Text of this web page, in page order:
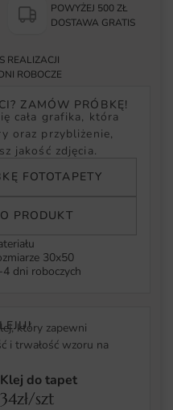
POWYŻEJ 500 ZŁ
DOSTAWA GRATIS
REALIZACJI
ROBOCZE
ZAMÓW PRÓBKĘ!
cała grafika, która
oraz przybliżenie,
jakość zdjęcia.
FOTOTAPETY
PRODUKT
30x50
dni roboczych
który zapewni
i trwałość wzoru na
Klej do tapet
34zł/szt